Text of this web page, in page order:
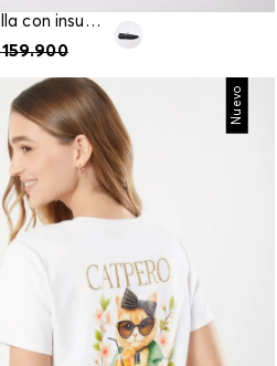
Bailarina malla con insumo chunky
159.900
Nuevo